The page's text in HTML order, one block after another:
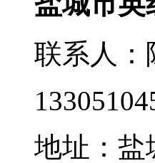
联系人：
地址：盐